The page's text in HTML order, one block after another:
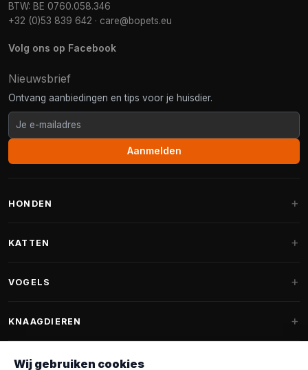
BTW: BE 0760.058.346
+32 (0)53 839 642 · care@bopets.eu
Volg ons op Facebook
Nieuwsbrief
Ontvang aanbiedingen en tips voor je huisdier.
Aanmelden
HONDEN
Fantail hondenmanden
Hondenspeelgoed
KATTEN
Krabpalen voor Maine Coon
VOGELS
Vogelvoer binnenvogels
Voederhuisjes
KNAAGDIEREN
Wij gebruiken cookies